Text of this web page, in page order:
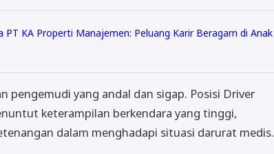
PT KA Properti Manajemen: Peluang Karir Beragam di Anak
pengemudi yang andal dan sigap. Posisi Driver
keterampilan berkendara yang tinggi,
dalam menghadapi situasi darurat medis.